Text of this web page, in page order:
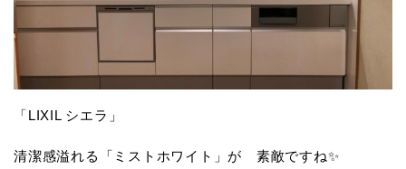
「LIXIL シエラ」
清潔感溢れる「ミストホワイト」が 素敵ですね✨